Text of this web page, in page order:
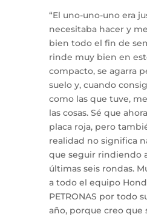
“El uno-uno-uno era
necesitaba hacer y
bien todo el fin de
rinde muy bien en
compacto, se agarra
suelo y, cuando
como las que tuve,
las cosas. Sé que
placa roja, pero
realidad no significa
que seguir rindiendo
últimas seis rondas.
a todo el equipo
PETRONAS por todo
año, porque creo que